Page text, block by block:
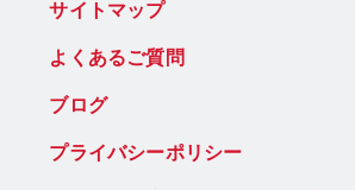
サイトマップ
よくあるご質問
ブログ
プライバシーポリシー